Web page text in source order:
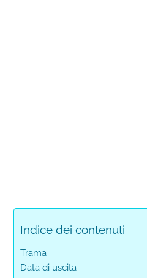
Indice dei contenuti
Trama
Data di uscita